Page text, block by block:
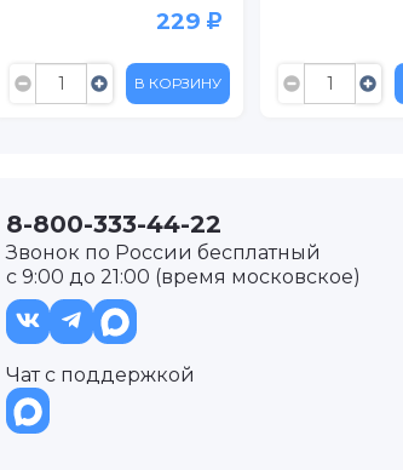
229
В КОРЗИНУ
8-800-333-44-22
Звонок по России бесплатный
с 9:00 до 21:00 (время московское)
Чат с поддержкой